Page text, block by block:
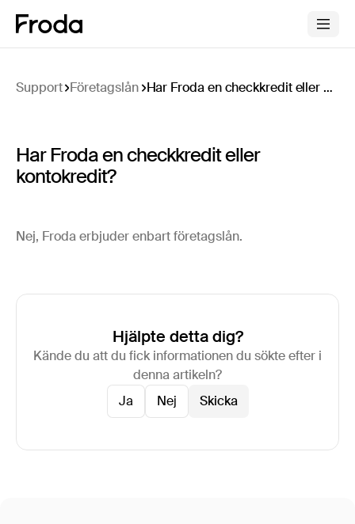
Support Företagslån Har Froda en checkkredit eller kontokredit?
Har Froda en checkkredit eller
kontokredit?
Nej, Froda erbjuder enbart företagslån.
Hjälpte detta dig?
Kände du att du fick informationen du sökte efter i
denna artikeln?
Ja
Nej